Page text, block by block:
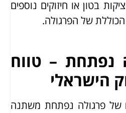
בטון או חיזוקים נוספים
של הפרגולה.
נפתחת – טווח
הישראלי
של פרגולה נפתחת משתנה